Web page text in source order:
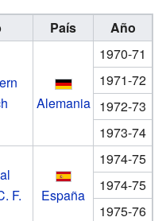
País
Año
Alemania
1970-71
1971-72
1972-73
1973-74
F.
España
1974-75
1974-75
1975-76